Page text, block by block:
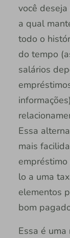
você
a qual
todo o
do tempo
salários
Essa
mais
lo a uma
elementos
bom
Essa é